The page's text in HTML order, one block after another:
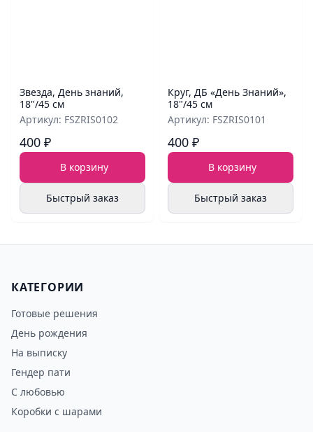
Звезда, День знаний,
18"/45 см
Артикул: FSZRIS0102
400 ₽
В корзину
Быстрый заказ
Круг, ДБ «День Знаний»,
18"/45 см
Артикул: FSZRIS0101
400 ₽
В корзину
Быстрый заказ
КАТЕГОРИИ
Готовые решения
День рождения
На выписку
Гендер пати
С любовью
Коробки с шарами